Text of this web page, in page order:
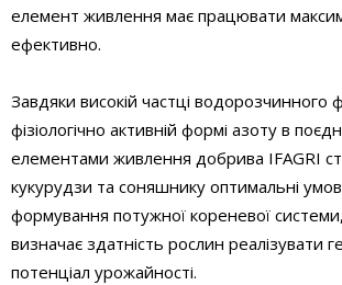
елемент живлення має працювати
ефективно.
Завдяки високій частці водорозчинного
фізіологічно активній формі азоту в
елементами живлення добрива IFAGRI
кукурудзи та соняшнику оптимальні
формування потужної кореневої
визначає здатність рослин реалізувати
потенціал урожайності.